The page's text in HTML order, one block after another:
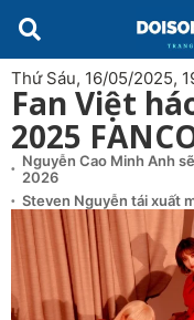
Thứ Sáu, 16/05/2025,
Fan Việt
2025
Nguyễn Cao Minh Anh
2026
Steven Nguyễn tái xuất